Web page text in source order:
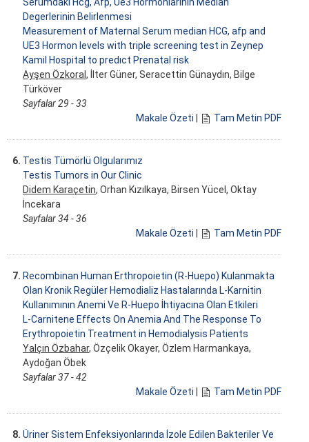
Degerlerinin Belirlenmesi
Measurement of Maternal Serum median HCG, afp and
UE3 Hormon levels with triple screening test in Zeynep
Kamil Hospital to predıct Prenatal risk
Ayşen Özkoral , İlter Güner, Seracettin Günaydın, Bilge
Türköver
Sayfalar 29 - 33
Makale Özeti
Tam Metin PDF
6. Testis Tümörlü Olgularımız
Testis Tumors in Our Clinic
Didem Karaçetin, Orhan Kızılkaya, Birsen Yücel, Oktay
İncekara
Sayfalar 34 - 36
Makale Özeti
Tam Metin PDF
7. Recombinan Human Erthropoietin (R-Huepo) Kulanmakta
Olan Kronik Regüler Hemodializ Hastalarında L-Karnitin
Kullanımının Anemi Ve R-Huepo İhtiyacına Olan Etkileri
L-Carnitene Effects On Anemia And The Response To
Erythropoietin Treatment in Hemodialysis Patients
Yalçın Özbahar, Özçelik Okayer, Özlem Harmankaya,
Aydoğan Öbek
Sayfalar 37 - 42
Makale Özeti
Tam Metin PDF
8. Üriner Sistem Enfeksiyonlarında İzole Edilen Bakteriler Ve